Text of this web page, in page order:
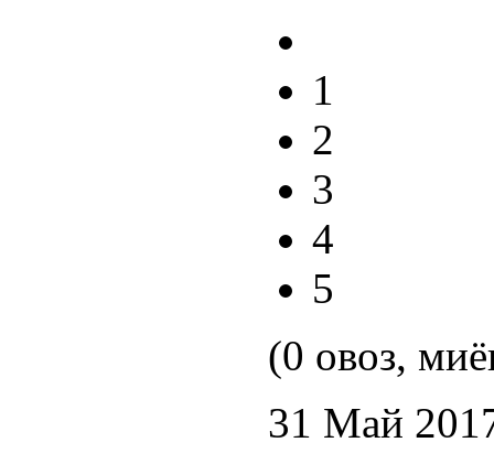
1
2
3
4
5
(0 овоз,
31 Май